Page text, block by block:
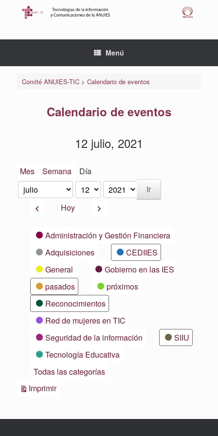
Menú
Comité ANUIES-TIC> Calendario de eventos
Calendario de eventos
12 julio, 2021
Mes Semana Día
Mes
Día
Año
AnteriorHoy Siguiente
CategoríasAdministración y Gestión Financiera
Adquisiciones
CEDIIES
General
Gobierno en las IES
pasados
próximos
Reconocimientos
Red de mujeres en TIC
Seguridad de la información
SIIU
Tecnología Educativa
Todas las categorías
ImprimirVistas